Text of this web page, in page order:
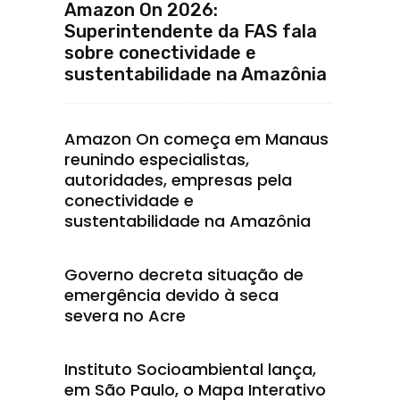
Amazon On 2026:
Superintendente da FAS fala
sobre conectividade e
sustentabilidade na Amazônia
Amazon On começa em Manaus
reunindo especialistas,
autoridades, empresas pela
conectividade e
sustentabilidade na Amazônia
Governo decreta situação de
emergência devido à seca
severa no Acre
Instituto Socioambiental lança,
em São Paulo, o Mapa Interativo